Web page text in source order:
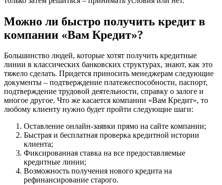
Можно ли быстро получить кредит в
компании «Вам Кредит»?
Большинство людей, которые хотят получить кредитные
линии в классических банковских структурах, знают, как это
тяжело сделать. Придется приносить менеджерам следующие
документы – подтверждение платежеспособности, паспорт,
подтверждение трудовой деятельности, справку о залоге и
многое другое. Что же касается компании «Вам Кредит», то
любому клиенту нужно будет пройти следующие шаги:
Оставление онлайн-заявки прямо на сайте компании;
Быстрая и бесплатная проверка кредитной истории
клиента;
Фиксированная ставка на все предоставляемые
кредитные линии;
Возможность получения нового кредита на
рефинансирование старого.